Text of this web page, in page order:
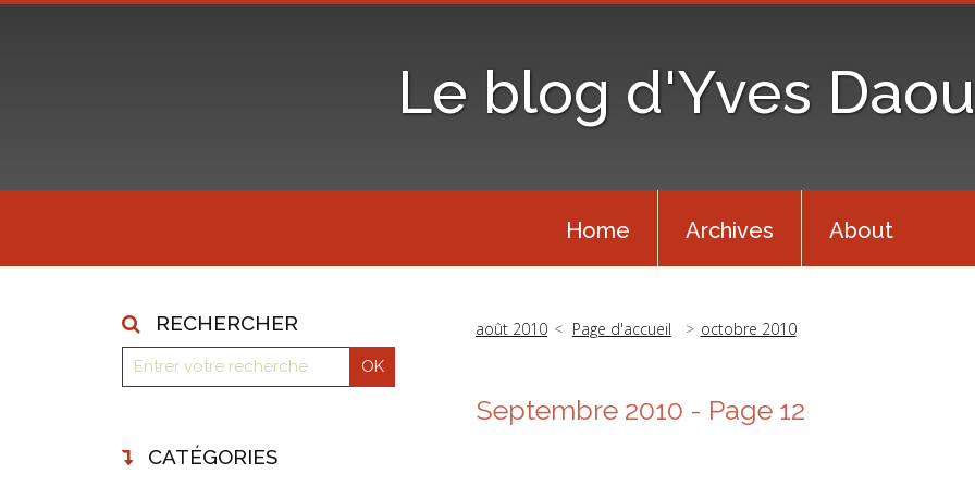
Le blog d'Yves
Home Archives About
RECHERCHER
CATÉGORIES
août 2010 Page d'accueil octobre 2010
Septembre 2010 - Page 12